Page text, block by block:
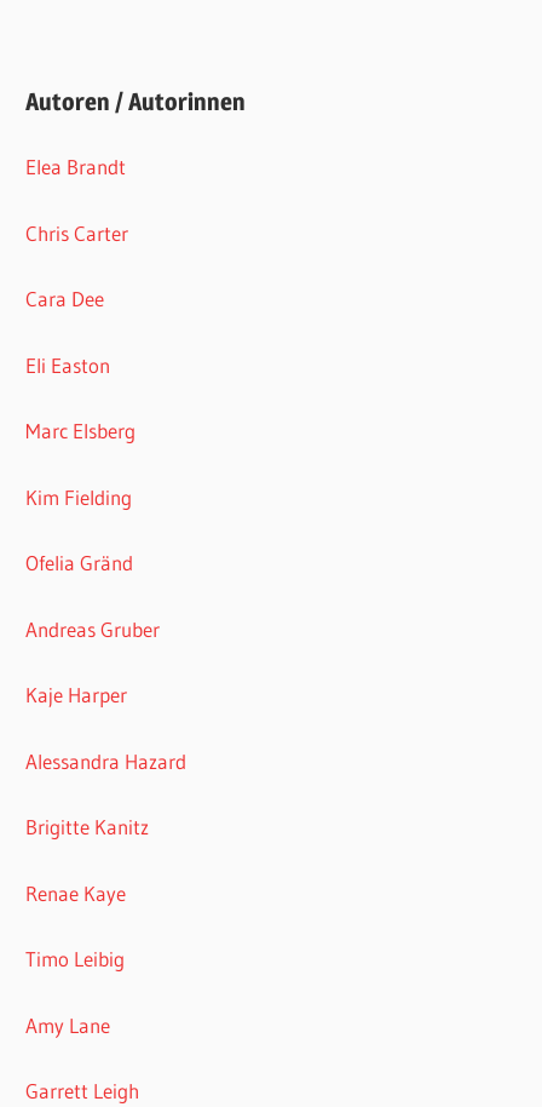
Autoren / Autorinnen
Elea Brandt
Chris Carter
Cara Dee
Eli Easton
Marc Elsberg
Kim Fielding
Ofelia Gränd
Andreas Gruber
Kaje Harper
Alessandra Hazard
Brigitte Kanitz
Renae Kaye
Timo Leibig
Amy Lane
Garrett Leigh